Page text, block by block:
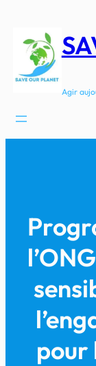
contenu
Agir
pour